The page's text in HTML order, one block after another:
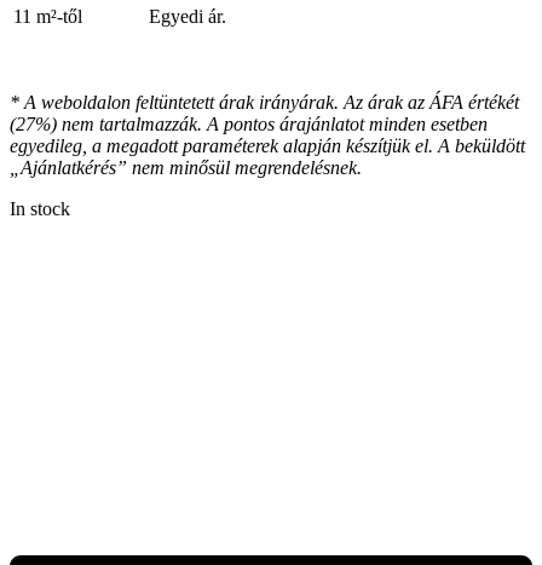
11 m²-től
Egyedi ár.
* A weboldalon feltüntetett árak irányárak. Az árak az ÁFA értékét
(27%) nem tartalmazzák. A pontos árajánlatot minden esetben
egyedileg, a megadott paraméterek alapján készítjük el. A beküldött
„Ajánlatkérés” nem minősül megrendelésnek.
In stock